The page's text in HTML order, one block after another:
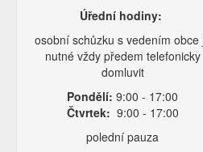
Úřední hodiny:
osobní schůzku s vedením obce
nutné vždy předem telefonicky
domluvit
Pondělí: 9:00 - 17:00
Čtvrtek: 9:00 - 17:00
polední pauza